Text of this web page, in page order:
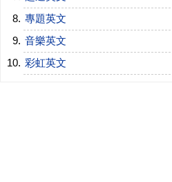
專題英文
音樂英文
彩虹英文